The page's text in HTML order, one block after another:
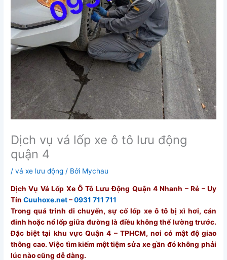
Dịch vụ vá lốp xe ô tô lưu động
quận 4
/vá xe lưu động / Bởi Mychau
Dịch Vụ Vá Lốp Xe Ô Tô Lưu Động Quận 4 Nhanh – Rẻ – Uy
TínCuuhoxe.net–0931 711 711
Trong quá trình di chuyển, sự cố lốp xe ô tô bị xì hơi, cán
đinh hoặc nổ lốp giữa đường là điều không thể lường trước.
Đặc biệt tại khu vực Quận 4 – TPHCM, nơi có mật độ giao
thông cao. Việc tìm kiếm một tiệm sửa xe gần đó không phải
lúc nào cũng dễ dàng.